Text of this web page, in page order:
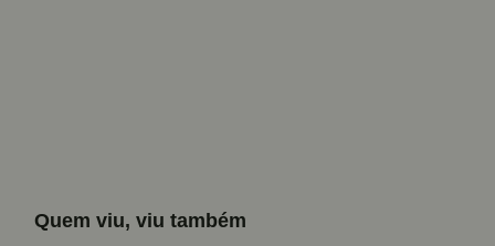
Quem viu, viu também